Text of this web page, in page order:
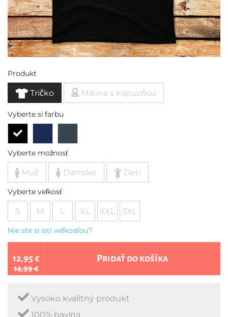
Produkt
Tričko Mikina s kapucňou
Vyberte si farbu
Vyberte možnosť
Muž Dámske Deti
Vyberte veľkosť
S M L XL XXL 3XL
Nie ste si istí veľkosťou?
12,95 €
14,99 €
Pridať do košíka
Vysoko kvalitný produkt
100% bavlna